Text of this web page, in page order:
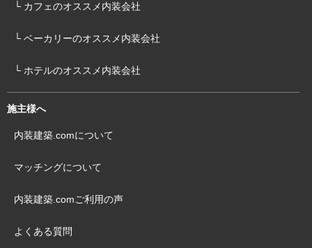
└ カフェのオススメ内装会社
└ ベーカリーのオススメ内装会社
└ ホテルのオススメ内装会社
施主様へ
内装建築.comについて
マッチングについて
内装建築.comご利用の声
よくある質問